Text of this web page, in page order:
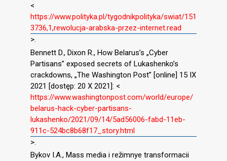
<
https://www.polityka.pl/tygodnikpolityka/swiat/151
3736,1,rewolucja-arabska-przez-internet.read
>.
Bennett D., Dixon R., How Belarus’s „Cyber
Partisans” exposed secrets of Lukashenko’s
crackdowns, „The Washington Post” [online] 15 IX
2021 [dostęp: 20 X 2021]: <
https://www.washingtonpost.com/world/europe/
belarus-hack-cyber-partisans-
lukashenko/2021/09/14/5ad56006-fabd-11eb-
911c-524bc8b68f17_story.html
>.
Bykov I.A., Mass media i režimnye transformacii